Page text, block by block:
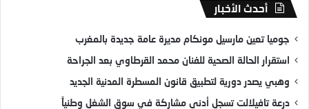
أحدث الأخبار
جوميا تعين مارسيل مونكام مديرة عامة جديدة بالمغرب
استقرار الحالة الصحية للفنان محمد القرطاوي بعد الجراحة
وهبي يصدر دورية لتطبيق قانون المسطرة المدنية الجديد
درعة تافيلالت تسجل أدنى مشاركة في سوق الشغل وطنياً